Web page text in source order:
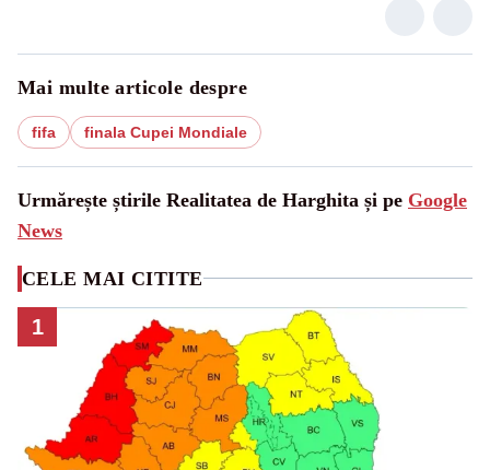
Mai multe articole despre
fifa finala Cupei Mondiale
Urmărește știrile Realitatea de Harghita și pe Google
News
CELE MAI CITITE
1